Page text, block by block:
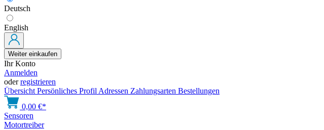
Deutsch
English
Weiter einkaufen
Ihr Konto
Anmelden
oderregistrieren
Übersicht Persönliches Profil Adressen Zahlungsarten Bestellungen
0,00 €*
Sensoren
Motortreiber